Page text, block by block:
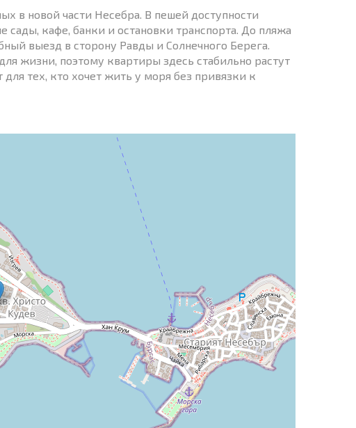
в новой части Несебра. В пешей доступности
кафе, банки и остановки транспорта. До пляжа
выезд в сторону Равды и Солнечного Берега.
жизни, поэтому квартиры здесь стабильно растут
тех, кто хочет жить у моря без привязки к